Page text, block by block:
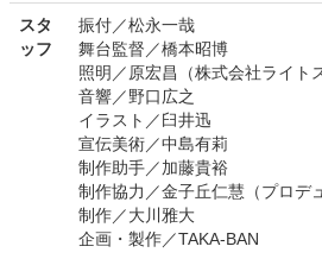
スタ
ッフ
振付／松永一哉
舞台監督／橋本昭博
照明／原宏昌（株式会社ライト
音響／野口広之
イラスト／臼井迅
宣伝美術／中島有莉
制作助手／加藤貴裕
制作協力／金子丘仁慧（プロデ
制作／大川雅大
企画・製作／TAKA-BAN